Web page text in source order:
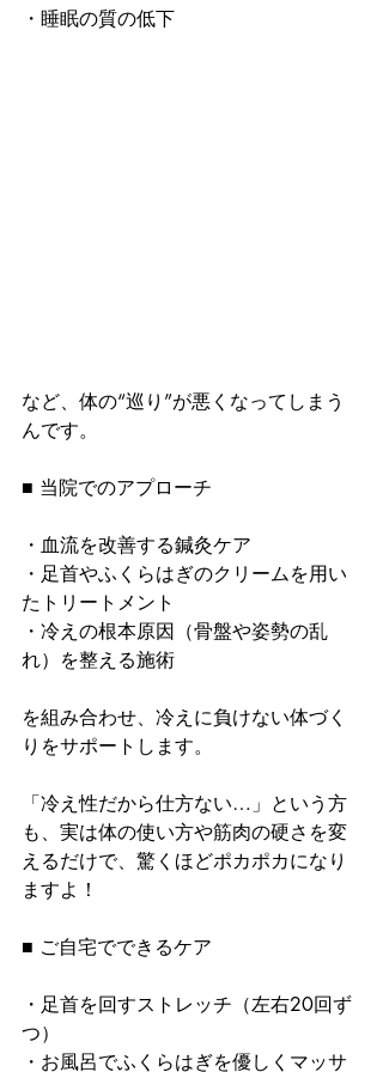
・睡眠の質の低下
など、体の“巡り”が悪くなってしまう
んです。
■ 当院でのアプローチ
・血流を改善する鍼灸ケア
・足首やふくらはぎのクリームを用い
たトリートメント
・冷えの根本原因（骨盤や姿勢の乱
れ）を整える施術
を組み合わせ、冷えに負けない体づく
りをサポートします。
「冷え性だから仕方ない…」という方
も、実は体の使い方や筋肉の硬さを変
えるだけで、驚くほどポカポカになり
ますよ！
■ ご自宅でできるケア
・足首を回すストレッチ（左右20回ず
つ）
・お風呂でふくらはぎを優しくマッサ